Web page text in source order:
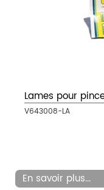
Lames pour
V643008-LA
En savoir plus...